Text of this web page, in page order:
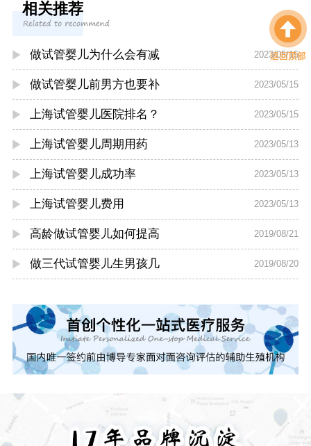
相关推荐
做试管婴儿为什么会有减 2023/05/15
做试管婴儿前男方也要补 2023/05/15
上海试管婴儿医院排名？ 2023/05/15
上海试管婴儿周期用药 2023/05/13
上海试管婴儿成功率 2023/05/13
上海试管婴儿费用 2023/05/13
高龄做试管婴儿如何提高 2019/08/21
做三代试管婴儿生男孩几 2019/08/20